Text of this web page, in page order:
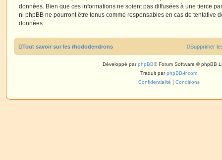
données. Bien que ces informations ne soient pas diffusées à une tierce
ni phpBB ne pourront être tenus comme responsables en cas de tentative
données.
Tout savoir sur les rhododendrons Supprimer
Développé parphpBB® Forum Software © phpBB
Traduit parphpBB-fr.com
Confidentialité | Conditions